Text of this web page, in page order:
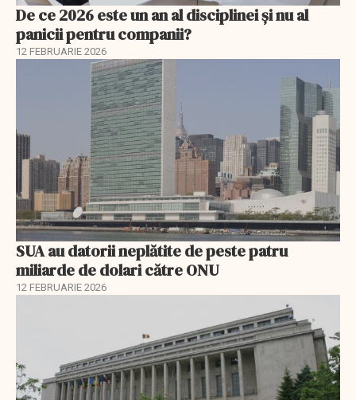
De ce 2026 este un an al disciplinei și nu al
panicii pentru companii?
12 FEBRUARIE 2026
SUA au datorii neplătite de peste patru
miliarde de dolari către ONU
12 FEBRUARIE 2026